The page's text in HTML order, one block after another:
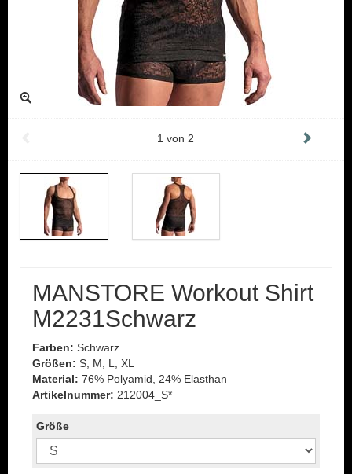
1 von 2
MANSTORE Workout Shirt
M2231Schwarz
Farben: Schwarz
Größen: S, M, L, XL
Material: 76% Polyamid, 24% Elasthan
Artikelnummer: 212004_S*
Größe